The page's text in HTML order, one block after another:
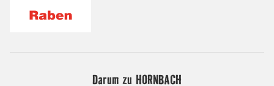
Darum zu HORNBACH